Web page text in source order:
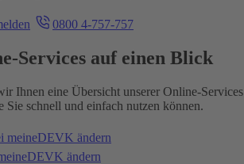
0800 4-757-757
Services auf einen Blick
Ihnen eine Übersicht unserer Online-Services
Sie schnell und einfach nutzen können.
meineDEVK ändern
ändern